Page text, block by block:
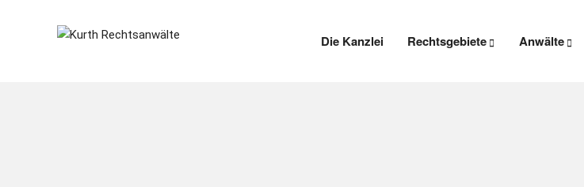
Die Kanzlei Rechtsgebiete Anwälte